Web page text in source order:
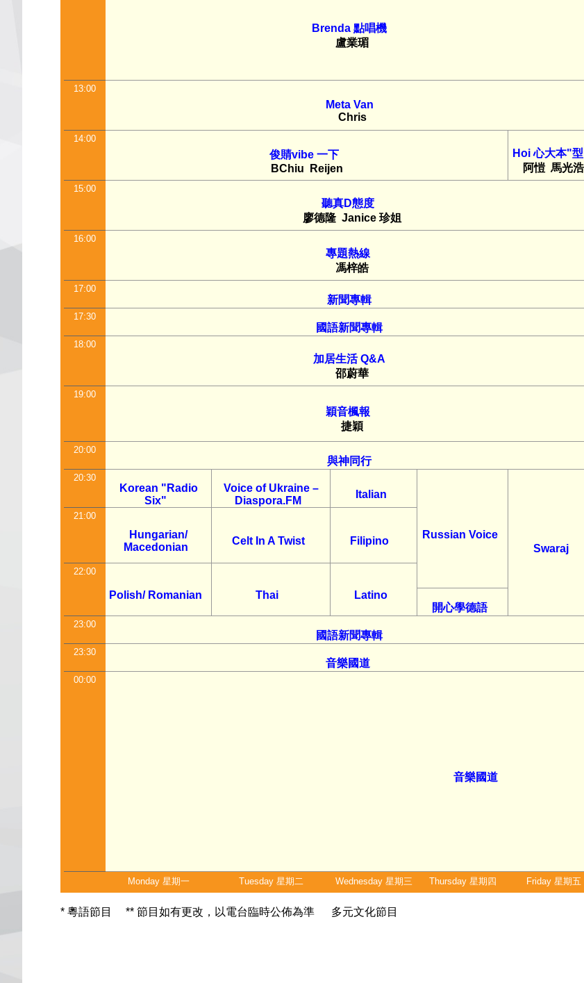
Brenda 點唱機
盧業瑂
13:00
Meta Van
Chris
14:00
俊䝼vibe 一下
BChiu
Reijen
Hoi 心大本"
阿愷 馬光浩
15:00
聽真D態度
廖德隆 Janice 珍姐
16:00
專題熱線
馮梓皓
17:00
新聞專輯
17:30
國語新聞專輯
18:00
加居生活 Q&A
邵蔚華
19:00
穎音楓報
捷穎
20:00
與神同行
20:30
Korean "Radio
Six"
Voice of Ukraine –
Diaspora.FM
Italian
Russian Voice
Swaraj
21:00
Hungarian/
Macedonian
Celt In A Twist Filipino
22:00
Polish/ Romanian Thai
Latino
開心學德語
23:00
國語新聞專輯
23:30
音樂國道
00:00
音樂國道
Monday 星期一 Tuesday 星期二 Wednesday 星期三 Thursday 星期四 Friday 星期五
* 粵語節目 ** 節目如有更改，以電台臨時公佈為準 多元文化節目